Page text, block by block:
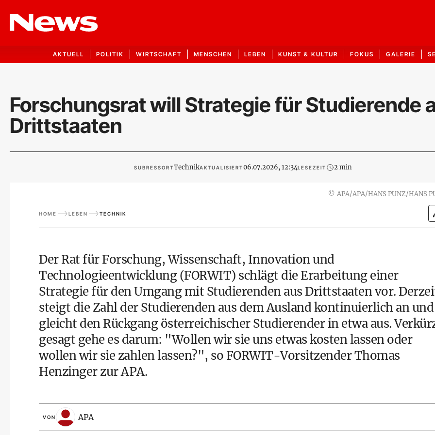
AKTUELL POLITIK WIRTSCHAFT MENSCHEN LEBEN KUNST & KULTUR FOKUS GALERIE
Forschungsrat will Strategie für Studierende
Drittstaaten
SUBRESSORTTechnikAKTUALISIERT06.07.2026, 12:34LESEZEIT 2 min
© APA/APA/HANS PUNZ/HANS
HOME LEBEN TECHNIK
Der Rat für Forschung, Wissenschaft, Innovation und
Technologieentwicklung (FORWIT) schlägt die Erarbeitung einer
Strategie für den Umgang mit Studierenden aus Drittstaaten vor.
steigt die Zahl der Studierenden aus dem Ausland kontinuierlich an und
gleicht den Rückgang österreichischer Studierender in etwa aus.
gesagt gehe es darum: "Wollen wir sie uns etwas kosten lassen oder
wollen wir sie zahlen lassen?", so FORWIT-Vorsitzender Thomas
Henzinger zur APA.
VON APA